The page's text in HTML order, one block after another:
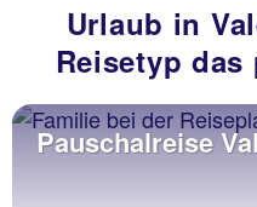
Urlaub in
Reisetyp
Pauschalreise